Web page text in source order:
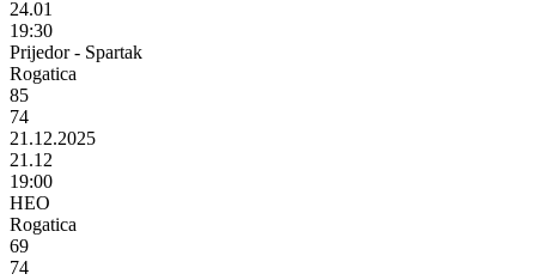
24.01
19:30
Prijedor - Spartak
Rogatica
85
74
21.12.2025
21.12
19:00
HEO
Rogatica
69
74